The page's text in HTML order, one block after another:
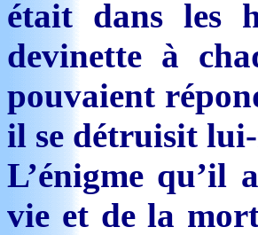
était dans les
devinette à
pouvaient
il se détruisit lui-
L’énigme qu’il
vie et de la